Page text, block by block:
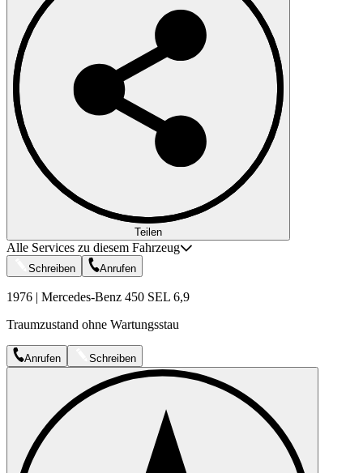
Teilen
Alle Services zu diesem Fahrzeug
Schreiben Anrufen
1976 | Mercedes-Benz 450 SEL 6,9
Traumzustand ohne Wartungsstau
Anrufen Schreiben